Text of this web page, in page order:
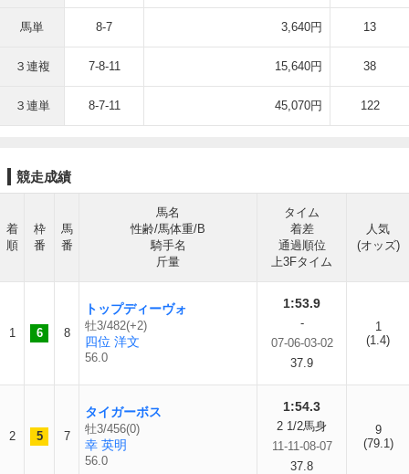
馬単 8-7 3,640円 13
３連複 7-8-11 15,640円 38
３連単 8-7-11 45,070円 122
競走成績
着
順
枠
番
馬
番
馬名
性齢/馬体重/B
騎手名
斤量
タイム
着差
通過順位
上3Fタイム
人気
(オッズ)
1 6 8
トップディーヴォ
牡3/482(+2)
四位 洋文
56.0
1:53.9
-
07-06-03-02
37.9
1
(1.4)
2 5 7
タイガーボス
牡3/456(0)
幸 英明
56.0
1:54.3
2 1/2馬身
11-11-08-07
37.8
9
(79.1)